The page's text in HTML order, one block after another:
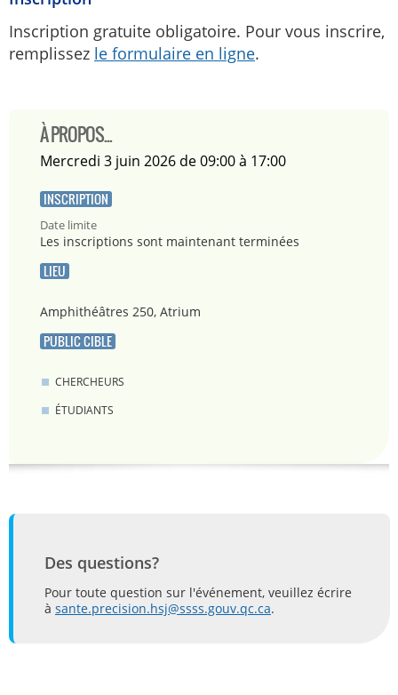
Inscription gratuite obligatoire. Pour vous inscrire,
remplissez le formulaire en ligne.
À PROPOS...
mercredi 3 juin 2026 de 09:00 à 17:00
INSCRIPTION
Date limite
Les inscriptions sont maintenant terminées
LIEU
Amphithéâtres 250, Atrium
PUBLIC CIBLE
CHERCHEURS
ÉTUDIANTS
Des questions?
Pour toute question sur l'événement, veuillez écrire
à sante.precision.hsj@ssss.gouv.qc.ca.